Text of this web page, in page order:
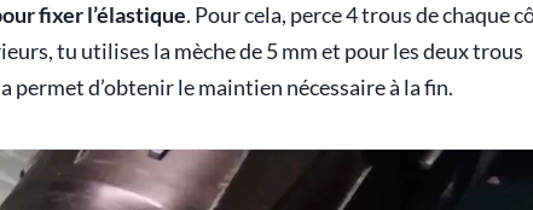
fixer l’élastique. Pour cela, perce 4 trous de chaque
tu utilises la mèche de 5 mm et pour les deux trous
permet d’obtenir le maintien nécessaire à la fin.